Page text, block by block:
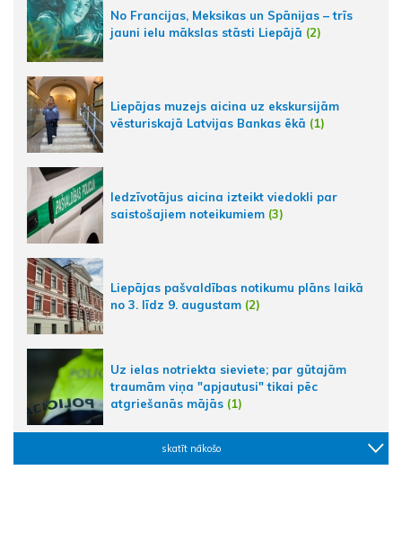
No Francijas, Meksikas un Spānijas – trīs
jauni ielu mākslas stāsti Liepājā (2)
Liepājas muzejs aicina uz ekskursijām
vēsturiskajā Latvijas Bankas ēkā (1)
Iedzīvotājus aicina izteikt viedokli par
saistošajiem noteikumiem (3)
Liepājas pašvaldības notikumu plāns laikā
no 3. līdz 9. augustam (2)
Uz ielas notriekta sieviete; par gūtajām
traumām viņa "apjautusi" tikai pēc
atgriešanās mājās (1)
skatīt nākošo